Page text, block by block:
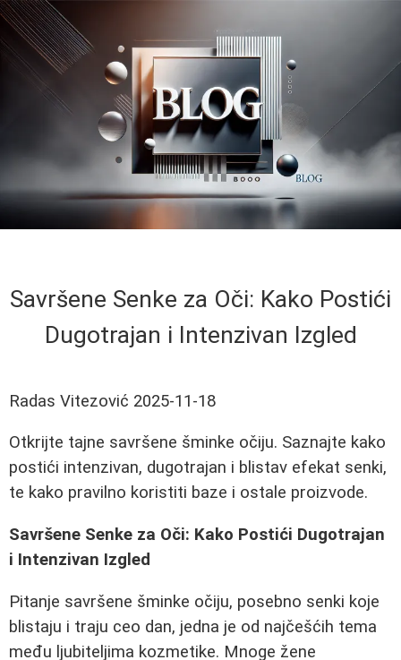
Savršene Senke za Oči: Kako Postići
Dugotrajan i Intenzivan Izgled
Radas Vitezović 2025-11-18
Otkrijte tajne savršene šminke očiju. Saznajte kako
postići intenzivan, dugotrajan i blistav efekat senki,
te kako pravilno koristiti baze i ostale proizvode.
Savršene Senke za Oči: Kako Postići Dugotrajan
i Intenzivan Izgled
Pitanje savršene šminke očiju, posebno senki koje
blistaju i traju ceo dan, jedna je od najčešćih tema
među ljubiteljima kozmetike. Mnoge žene